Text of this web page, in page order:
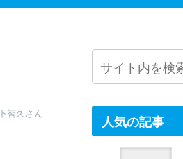
智久さん
人気の記事